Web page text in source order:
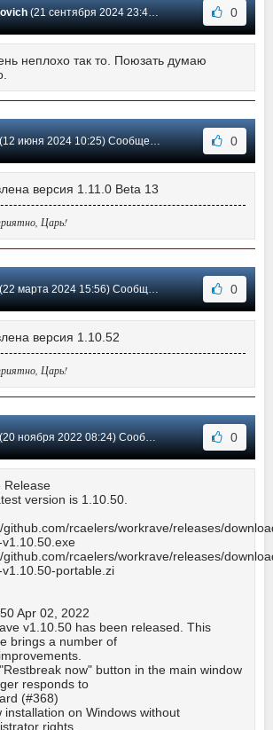
(21 сентября 2024 23:41) Сообщение #17 0
неплохо так то. Поюзать думаю
июня 2024 10:25) Сообщение #16 0
версия 1.11.0 Beta 13
Царь!
марта 2024 15:56) Сообщение #15 0
версия 1.10.52
Царь!
ноября 2022 08:24) Сообщение #14 0
Release
version is 1.10.50.
github.com/rcaelers/workrave/releases/
github.com/rcaelers/workrave/releases/
portable.zi
Apr 02, 2022
v1.10.50 has been released. This
brings a number of
now" button in the main window
responds to
(#368)
installation on Windows without
rights.